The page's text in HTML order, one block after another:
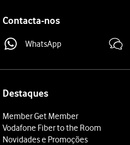
Contacta-nos
WhatsApp
Destaques
Member Get Member
Vodafone Fiber to the Room
Novidades e Promoções